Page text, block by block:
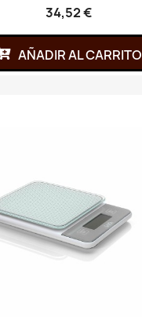
34,52 €
AÑADIR AL CARRITO